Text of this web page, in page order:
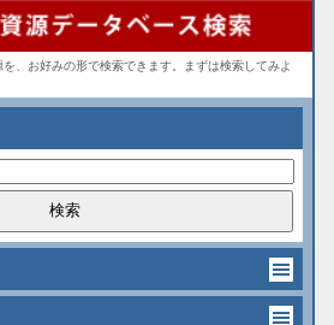
、お好みの形で検索できます。まずは検索してみよ